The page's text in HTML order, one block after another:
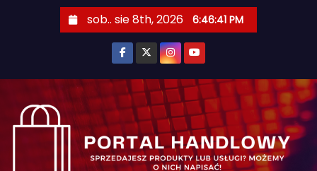
sob.. sie 8th, 2026 6:46:42 PM